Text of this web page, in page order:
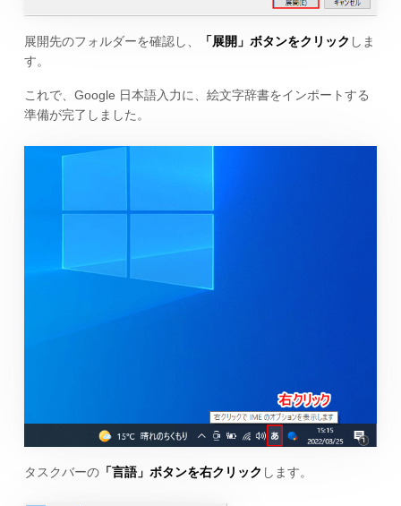
展開先のフォルダーを確認し、 「展開」ボタンをクリック しま
す。
これで、Google 日本語入力に、絵文字辞書をインポートする
準備が完了しました。
タスクバーの「言語」ボタンを右クリック します。